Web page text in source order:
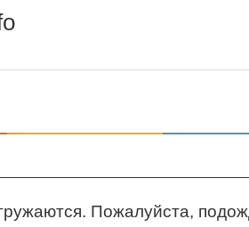
Пожалуйста,